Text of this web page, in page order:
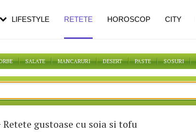
SALATE MANCARURI DESERT PASTE SOSURI
Retete gustoase cu soia si tofu
LIFESTYLE RETETE HOROSCOP CITY